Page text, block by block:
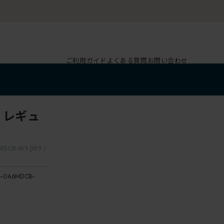
ご利用ガイド よくある質問お問い合わせ
ギュ
W9 [W9 /
046MDCB-